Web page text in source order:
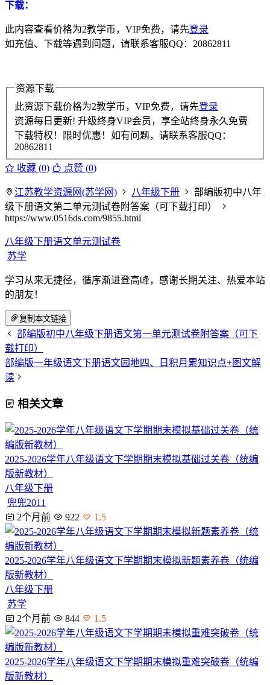
下载：
此内容查看价格为2教学币，VIP免费，请先登录
如充值、下载等遇到问题，请联系客服QQ：20862811
资源下载
此资源下载价格为2教学币，VIP免费，请先登录
资源每日更新! 升级终身VIP会员，享全站终身永久免费
下载特权！限时优惠！如有问题，请联系客服QQ：
20862811
收藏 (0) 点赞 (0)
江苏教学资源网(苏学网) 八年级下册
部编版初中八年
级下册语文第二单元测试卷附答案（可下载打印）
https://www.0516ds.com/9855.html
八年级下册语文单元测试卷
苏学
学习从来无捷径，循序渐进登高峰，感谢长期关注、热爱本站
的朋友！
复制本文链接
部编版初中八年级下册语文第一单元测试卷附答案（可下
载打印）
部编版一年级语文下册语文园地四、日积月累知识点+图文解
读
相关文章
2025-2026学年八年级语文下学期期末模拟基础过关卷（统编
版新教材）
八年级下册
兜兜2011
2个月前
922 1.5
2025-2026学年八年级语文下学期期末模拟新题素养卷（统编
版新教材）
八年级下册
苏学
2个月前
844 1.5
2025-2026学年八年级语文下学期期末模拟重难突破卷（统编
版新教材）